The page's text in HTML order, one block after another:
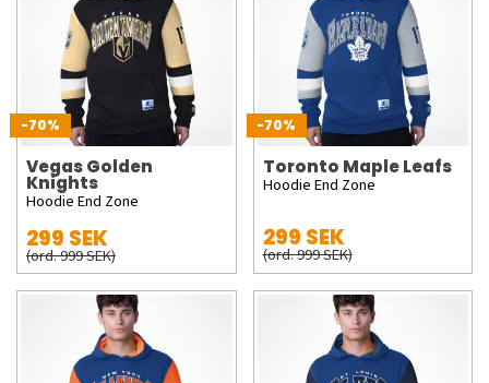
-70%
Vegas Golden
Knights
Hoodie End Zone
299 SEK
(ord. 999 SEK)
-70%
Toronto Maple Leafs
Hoodie End Zone
299 SEK
(ord. 999 SEK)